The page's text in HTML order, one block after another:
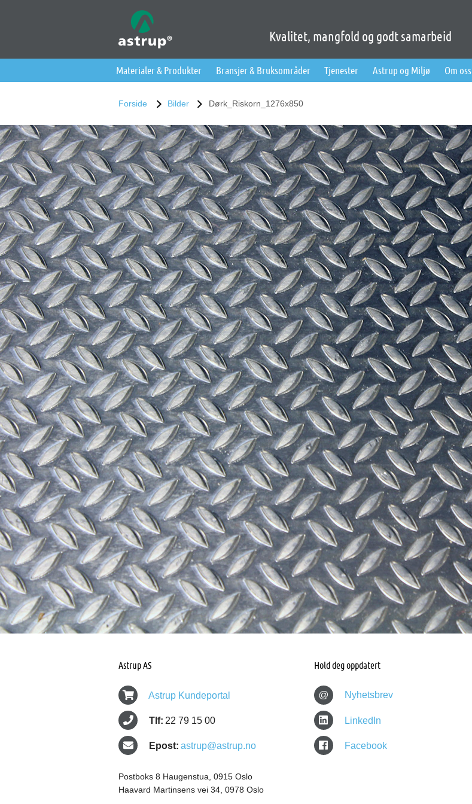
Kvalitet, mangfold og godt samarbeid
Materialer & Produkter Bransjer & Bruksområder Tjenester Astrup og Miljø Om oss
Forside Bilder Dørk_Riskorn_1276x850
Astrup AS
Astrup Kundeportal
Tlf: 22 79 15 00
Epost: astrup@astrup.no
Postboks 8 Haugenstua, 0915 Oslo
Haavard Martinsens vei 34, 0978 Oslo
Hold deg oppdatert
@ Nyhetsbrev
LinkedIn
Facebook